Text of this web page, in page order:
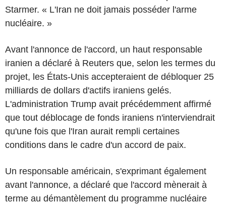
Starmer. « L'Iran ne doit jamais posséder l'arme
nucléaire. »
Avant l'annonce de l'accord, un haut responsable
iranien a déclaré à Reuters que, selon les termes du
projet, les États-Unis accepteraient de débloquer 25
milliards de dollars d'actifs iraniens gelés.
L'administration Trump avait précédemment affirmé
que tout déblocage de fonds iraniens n'interviendrait
qu'une fois que l'Iran aurait rempli certaines
conditions dans le cadre d'un accord de paix.
Un responsable américain, s'exprimant également
avant l'annonce, a déclaré que l'accord mènerait à
terme au démantèlement du programme nucléaire